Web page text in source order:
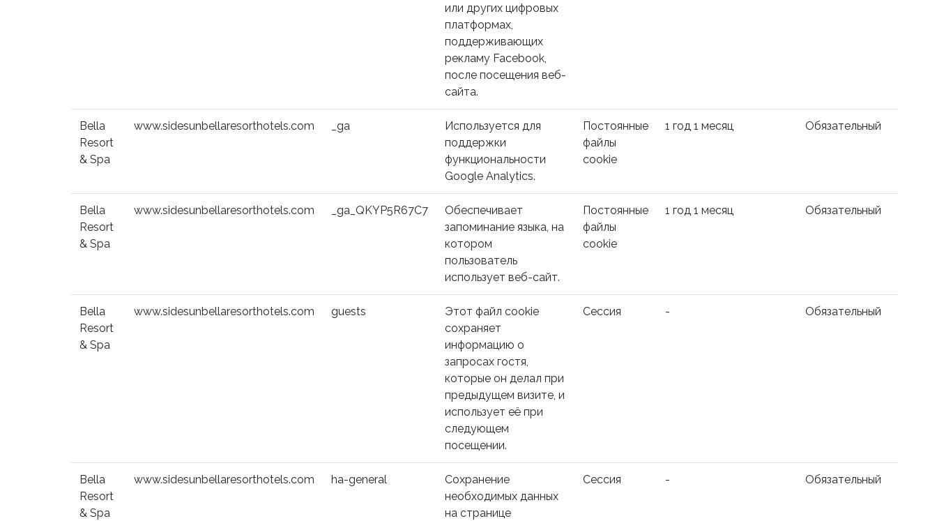
или других цифровых
платформах,
поддерживающих
рекламу Facebook,
после посещения веб-
сайта.
Bella
Resort
& Spa
www.sidesunbellaresorthotels.com _ga
Используется для
поддержки
функциональности
Google Analytics.
Постоянные
файлы
cookie
1 год 1 месяц Обязательный
Bella
Resort
& Spa
www.sidesunbellaresorthotels.com _ga_QKYP5R67C7
Обеспечивает
запоминание языка, на
котором
пользователь
использует веб-сайт.
Постоянные
файлы
cookie
1 год 1 месяц Обязательный
Bella
Resort
& Spa
www.sidesunbellaresorthotels.com guests
Этот файл cookie
сохраняет
информацию о
запросах гостя,
которые он делал при
предыдущем визите, и
использует её при
следующем
посещении.
Сессия - Обязательный
Bella
Resort
& Spa
www.sidesunbellaresorthotels.com ha-general
Сохранение
необходимых данных
на странице
Сессия - Обязательный